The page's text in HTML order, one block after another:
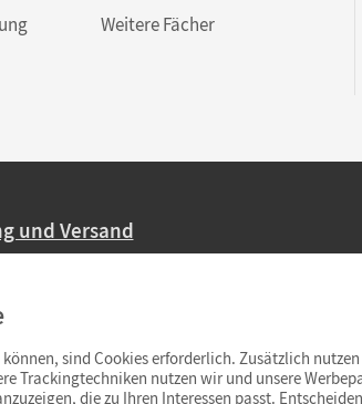
Weitere Fächer
und Versand
EUR Bestellwert liefern wir
in 3–6 Tagen).
sind Cookies erforderlich. Zusätzlich
Trackingtechniken nutzen wir und unsere
die zu Ihren Interessen passt.